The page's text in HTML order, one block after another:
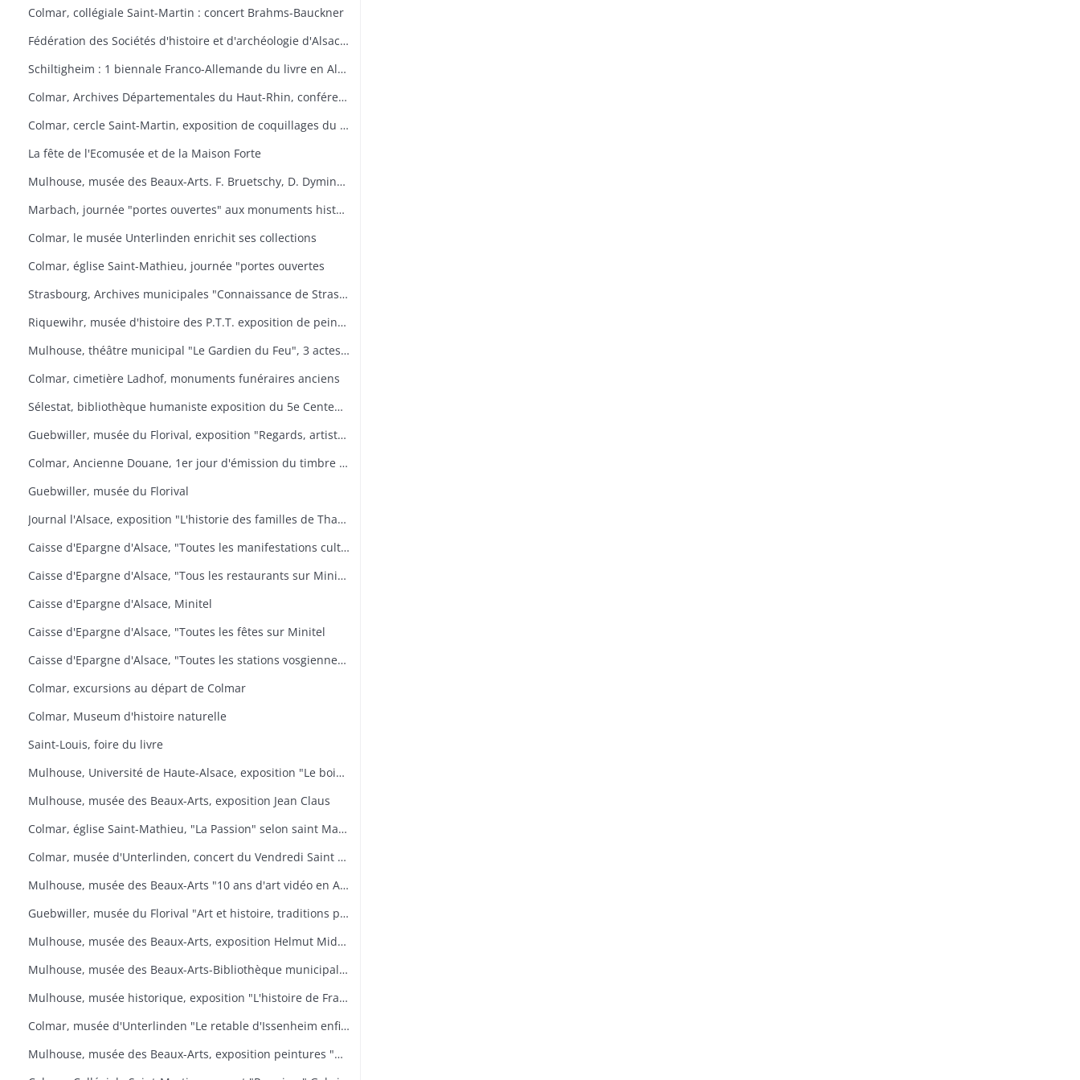
Colmar, collégiale Saint-Martin : concert Brahms-Bauckner
Fédération des Sociétés d'histoire et d'archéologie d'Alsace : les monuments ruraux d'Alsace
Schiltigheim : 1 biennale Franco-Allemande du livre en Alsace
Colmar, Archives Départementales du Haut-Rhin, conférence : Yves Bisch "Cet homme à surveiller
Colmar, cercle Saint-Martin, exposition de coquillages du monde
La fête de l'Ecomusée et de la Maison Forte
Mulhouse, musée des Beaux-Arts. F. Bruetschy, D. Dyminski, C. Gebhardt, B. Latuner, J.F. Nourisson, J.-C. Wallios
Marbach, journée "portes ouvertes" aux monuments historiques
Colmar, le musée Unterlinden enrichit ses collections
Colmar, église Saint-Mathieu, journée "portes ouvertes
Strasbourg, Archives municipales "Connaissance de Strasbourg
Riquewihr, musée d'histoire des P.T.T. exposition de peintures sous-verre
Mulhouse, théâtre municipal "Le Gardien du Feu", 3 actes et 4 tableaux d'après le roman d'Anatole le Braz
Colmar, cimetière Ladhof, monuments funéraires anciens
Sélestat, bibliothèque humaniste exposition du 5e Centenaire de la mort de Jean Mentel
Guebwiller, musée du Florival, exposition "Regards, artistes connus et méconnus de la collection Pierre et Denise Levy
Colmar, Ancienne Douane, 1er jour d'émission du timbre poste Croix-Rouge
Guebwiller, musée du Florival
Journal l'Alsace, exposition "L'historie des familles de Thann, de sa seigneurie et du baillage de Saint Amarin
Caisse d'Epargne d'Alsace, "Toutes les manifestations culturelles sur Minitel
Caisse d'Epargne d'Alsace, "Tous les restaurants sur Minitel
Caisse d'Epargne d'Alsace, Minitel
Caisse d'Epargne d'Alsace, "Toutes les fêtes sur Minitel
Caisse d'Epargne d'Alsace, "Toutes les stations vosgiennes sur Minitel
Colmar, excursions au départ de Colmar
Colmar, Museum d'histoire naturelle
Saint-Louis, foire du livre
Mulhouse, Université de Haute-Alsace, exposition "Le bois, un art de vivre
Mulhouse, musée des Beaux-Arts, exposition Jean Claus
Colmar, église Saint-Mathieu, "La Passion" selon saint Matthieu
Colmar, musée d'Unterlinden, concert du Vendredi Saint "La Passion selon saint Jean
Mulhouse, musée des Beaux-Arts "10 ans d'art vidéo en Allemagne, 1976-1986
Guebwiller, musée du Florival "Art et histoire, traditions populaires céramiques" de Théodore Deck
Mulhouse, musée des Beaux-Arts, exposition Helmut Middendorf
Mulhouse, musée des Beaux-Arts-Bibliothèque municipale "Danses macabres de Dürer à Dali" Collection de l'Université de Düsseldorf "L'homme et la mort
Mulhouse, musée historique, exposition "L'histoire de France illustrée
Colmar, musée d'Unterlinden "Le retable d'Issenheim enfin complet
Mulhouse, musée des Beaux-Arts, exposition peintures "Aime-moi